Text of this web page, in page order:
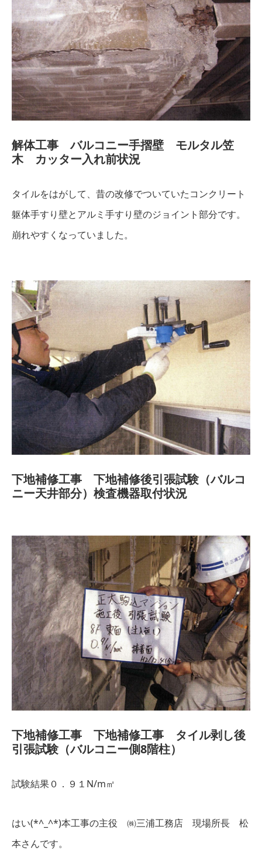
解体工事 バルコニー手摺壁 モルタル笠
木 カッター入れ前状況
タイルをはがして、昔の改修でついていたコンクリート
躯体手すり壁とアルミ手すり壁のジョイント部分です。
崩れやすくなっていました。
下地補修工事 下地補修後引張試験（バルコ
ニー天井部分）検査機器取付状況
下地補修工事 下地補修工事 タイル剥し後
引張試験（バルコニー側8階柱）
試験結果０．９１N/m㎡
はい(*^_^*)本工事の主役 ㈱三浦工務店 現場所長 松
本さんです。